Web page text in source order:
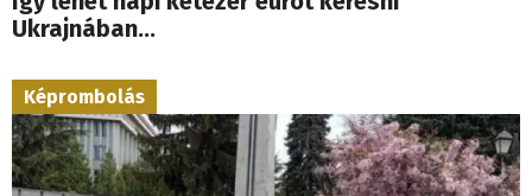
Ukrajnában...
Képrombolás